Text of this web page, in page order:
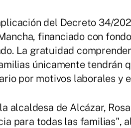
del Decreto 34/
financiado con
La gratuidad
únicamente tendrán
por motivos laborales y
alcaldesa de Alcázar,
para todas las familias",